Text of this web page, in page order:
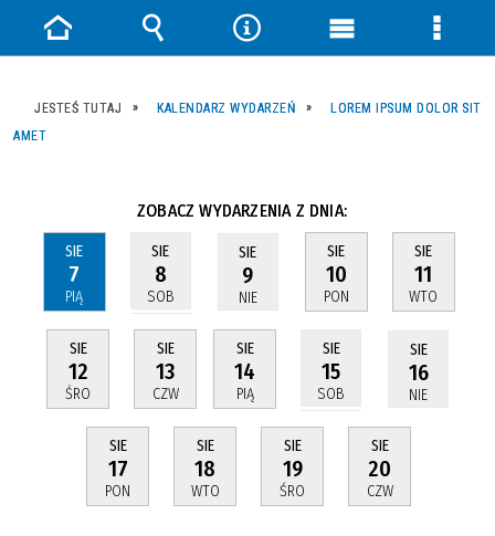
JESTEŚ TUTAJ KALENDARZ WYDARZEŃ
LOREM IPSUM DOLOR SIT
AMET
ZOBACZ WYDARZENIA Z DNIA:
SIE
7
PIĄ
SIE
8
SOB
SIE
9
NIE
SIE
10
PON
SIE
11
WTO
SIE
12
ŚRO
SIE
13
CZW
SIE
14
PIĄ
SIE
15
SOB
SIE
16
NIE
SIE
17
PON
SIE
18
WTO
SIE
19
ŚRO
SIE
20
CZW
Strona
główna
Wyszukiwarka
NarzędziaMenu
Menu